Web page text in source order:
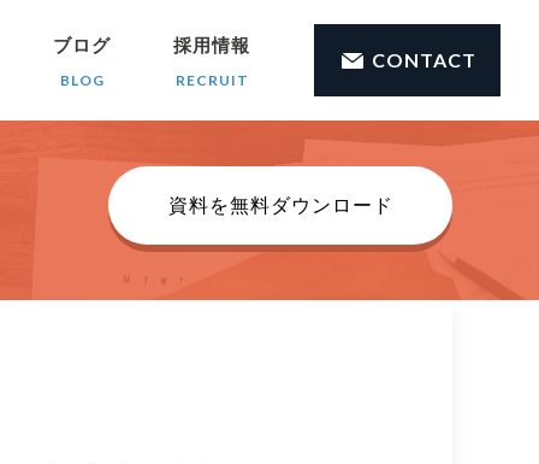
ブログ
BLOG
採用情報
RECRUIT
CONTACT
資料を無料ダウンロード